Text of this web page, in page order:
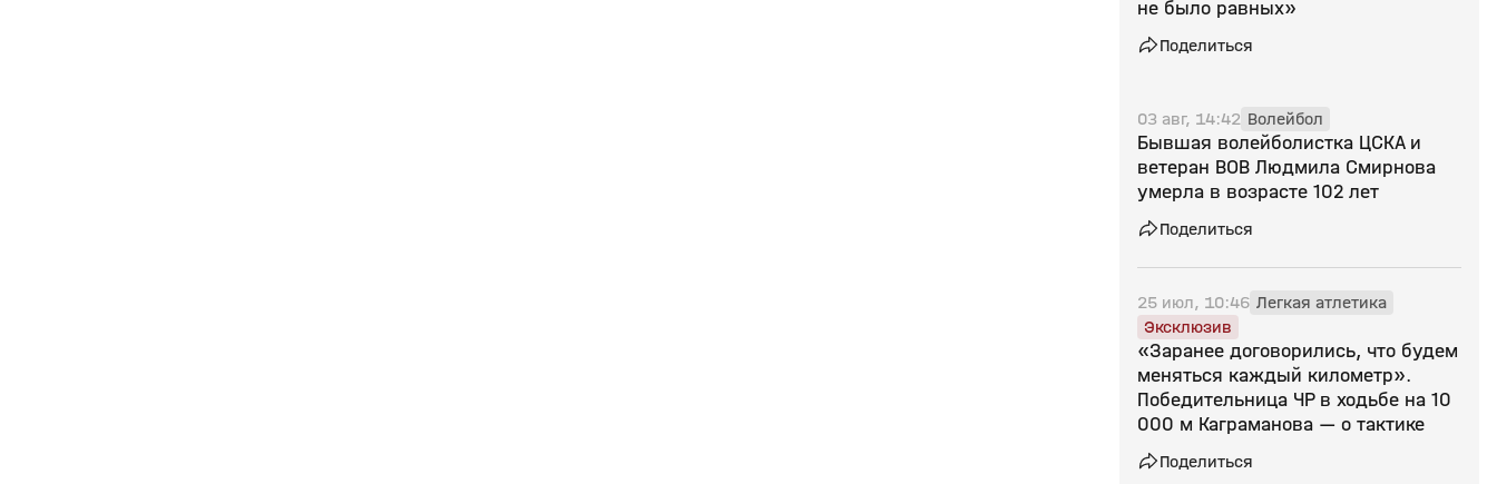
не было равных»
Поделиться
03 авг, 14:42 Волейбол
Бывшая волейболистка ЦСКА и
ветеран ВОВ Людмила Смирнова
умерла в возрасте 102 лет
Поделиться
25 июл, 10:46 Легкая атлетика
Эксклюзив
«Заранее договорились, что будем
меняться каждый километр».
Победительница ЧР в ходьбе на 10
000 м Каграманова — о тактике
Поделиться